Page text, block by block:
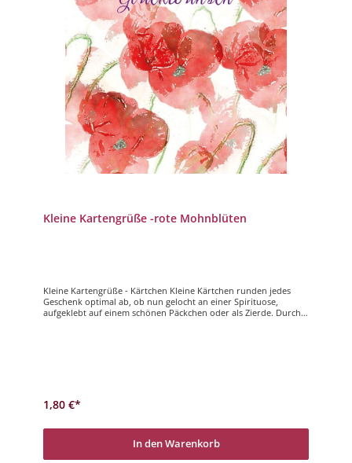
Kleine Kartengrüße -rote Mohnblüten
Kleine Kartengrüße - Kärtchen Kleine Kärtchen runden jedes
Geschenk optimal ab, ob nun gelocht an einer Spirituose,
aufgeklebt auf einem schönen Päckchen oder als Zierde. Durch
1,80 €*
In den Warenkorb